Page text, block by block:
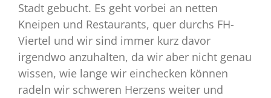
Stadt gebucht. Es geht vorbei an netten
Kneipen und Restaurants, quer durchs FH-
Viertel und wir sind immer kurz davor
irgendwo anzuhalten, da wir aber nicht genau
wissen, wie lange wir einchecken können
radeln wir schweren Herzens weiter und